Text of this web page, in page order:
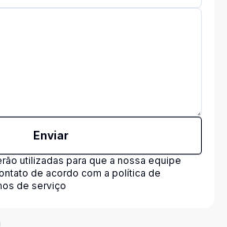
Enviar
utilizadas para que a nossa equipe
de acordo com a política de
de serviço